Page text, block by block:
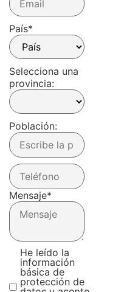
País*
Selecciona una
provincia:
Población:
Mensaje*
He leído la
información
básica de
protección de